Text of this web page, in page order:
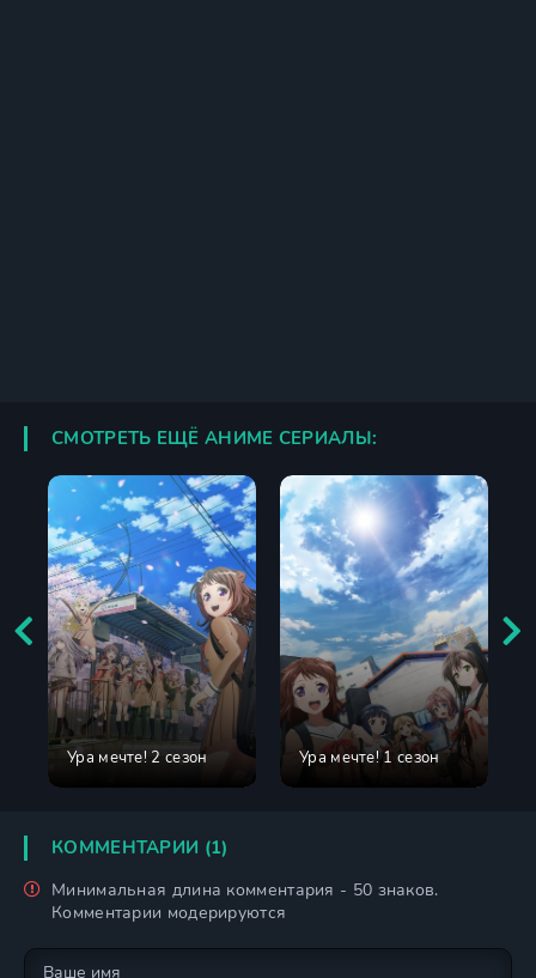
СМОТРЕТЬ ЕЩЁ АНИМЕ СЕРИАЛЫ:
Ура мечте! 2 сезон Ура мечте! 1 сезон
КОММЕНТАРИИ (1)
Минимальная длина комментария - 50 знаков.
Комментарии модерируются